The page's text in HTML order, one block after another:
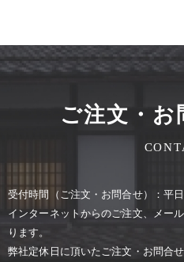
ご注文・お
受付時間（ご注⽂・お問合せ）：平
インターネットからのご注⽂、メー
ります。
弊社定休⽇に頂いたご注⽂・お問合